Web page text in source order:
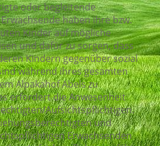
oder begleitende
haben ihre bzw.
Kinder auf mögliche
und dafür zu sorgen, dass
Kindern gegenüber sozial
während ihres gesamten
Alpakahof Abels zu
erfordert die Anwesenheit
Aufsichtspflichtigen.
und
Erwachsenden